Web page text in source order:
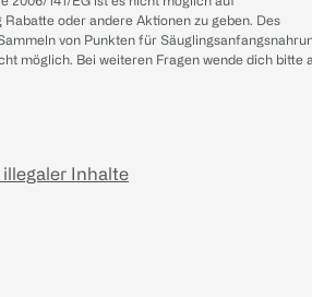
oder andere Aktionen zu geben. Des
von Punkten für
möglich. Bei weiteren Fragen wende dich bitte
Inhalte